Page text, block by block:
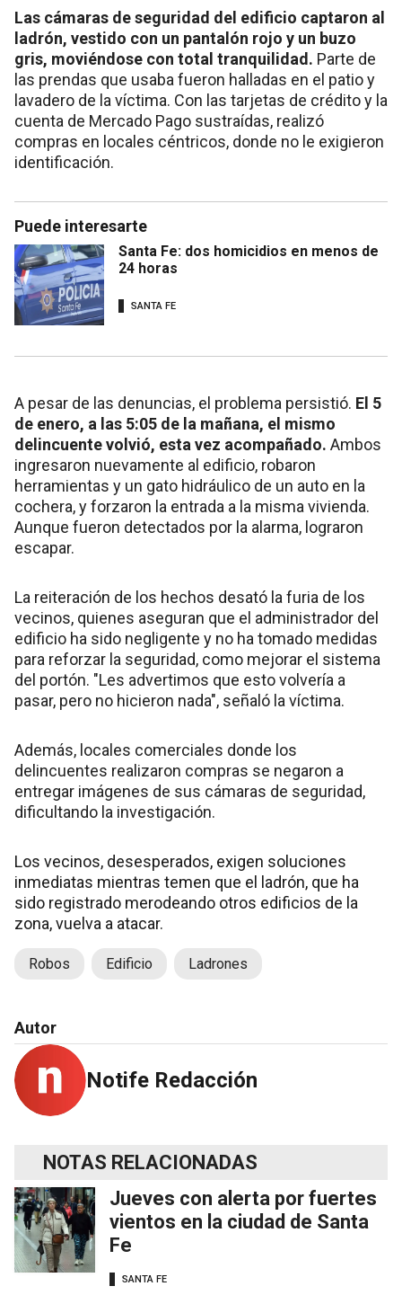
Las cámaras de seguridad del edificio captaron al
ladrón, vestido con un pantalón rojo y un buzo
gris, moviéndose con total tranquilidad. Parte de
las prendas que usaba fueron halladas en el patio y
lavadero de la víctima. Con las tarjetas de crédito y la
cuenta de Mercado Pago sustraídas, realizó
compras en locales céntricos, donde no le exigieron
identificación.
Puede interesarte
Santa Fe: dos homicidios en menos de
24 horas
SANTA FE
A pesar de las denuncias, el problema persistió. El 5
de enero, a las 5:05 de la mañana, el mismo
delincuente volvió, esta vez acompañado. Ambos
ingresaron nuevamente al edificio, robaron
herramientas y un gato hidráulico de un auto en la
cochera, y forzaron la entrada a la misma vivienda.
Aunque fueron detectados por la alarma, lograron
escapar.
La reiteración de los hechos desató la furia de los
vecinos, quienes aseguran que el administrador del
edificio ha sido negligente y no ha tomado medidas
para reforzar la seguridad, como mejorar el sistema
del portón. "Les advertimos que esto volvería a
pasar, pero no hicieron nada", señaló la víctima.
Además, locales comerciales donde los
delincuentes realizaron compras se negaron a
entregar imágenes de sus cámaras de seguridad,
dificultando la investigación.
Los vecinos, desesperados, exigen soluciones
inmediatas mientras temen que el ladrón, que ha
sido registrado merodeando otros edificios de la
zona, vuelva a atacar.
Robos Edificio Ladrones
Autor
Notife Redacción
NOTAS RELACIONADAS
Jueves con alerta por fuertes
vientos en la ciudad de Santa
Fe
SANTA FE